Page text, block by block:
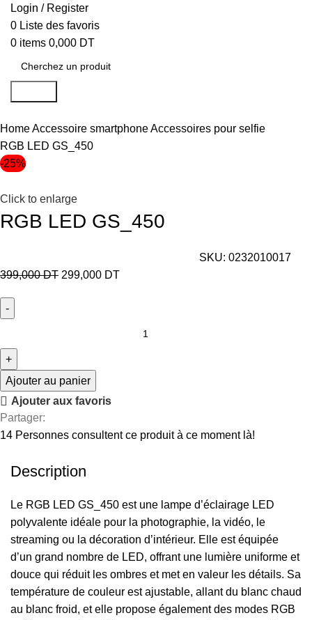
Login / Register
0 Liste des favoris
0 items 0,000 DT
HomeAccessoire smartphoneAccessoires pour selfie
RGB LED GS_450
-25%
Click to enlarge
RGB LED GS_450
SKU:0232010017
399,000DT 299,000 DT
Ajouter au panier
Ajouter aux favoris
Partager:
14 Personnes consultent ce produit à ce moment là!
Description
Le RGB LED GS_450 est une lampe d’éclairage LED
polyvalente idéale pour la photographie, la vidéo, le
streaming ou la décoration d’intérieur. Elle est équipée
d’un grand nombre de LED, offrant une lumière uniforme et
douce qui réduit les ombres et met en valeur les détails. Sa
température de couleur est ajustable, allant du blanc chaud
au blanc froid, et elle propose également des modes RGB